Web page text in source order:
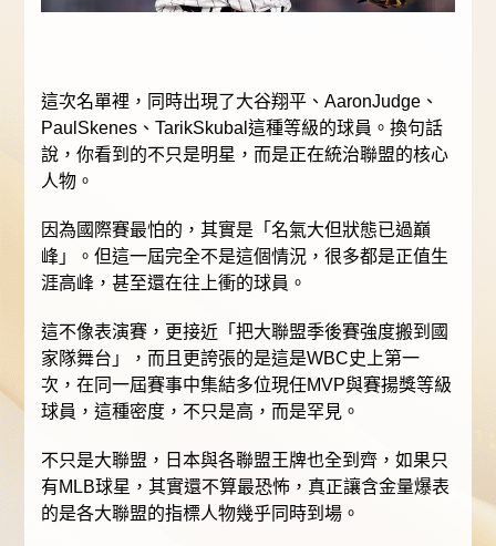
這次名單裡，同時出現了大谷翔平、AaronJudge、
PaulSkenes、TarikSkubal這種等級的球員。換句話
說，你看到的不只是明星，而是正在統治聯盟的核心
人物。
因為國際賽最怕的，其實是「名氣大但狀態已過巔
峰」。但這一屆完全不是這個情況，很多都是正值生
涯高峰，甚至還在往上衝的球員。
這不像表演賽，更接近「把大聯盟季後賽強度搬到國
家隊舞台」，而且更誇張的是這是WBC史上第一
次，在同一屆賽事中集結多位現任MVP與賽揚獎等級
球員，這種密度，不只是高，而是罕見。
不只是大聯盟，日本與各聯盟王牌也全到齊，如果只
有MLB球星，其實還不算最恐怖，真正讓含金量爆表
的是各大聯盟的指標人物幾乎同時到場。